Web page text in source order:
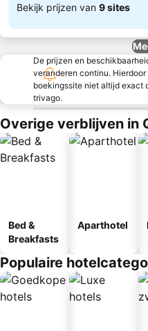
Bekijk prijzen van 9 sites
De prijzen en
veranderen continu.
boekingssite niet altijd exact
trivago.
Overige verblijven in
Bed &
Breakfasts
Aparthotel
Populaire